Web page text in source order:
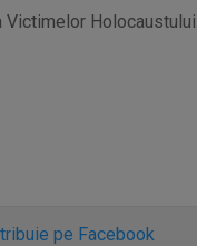
Victimelor
pe Facebook